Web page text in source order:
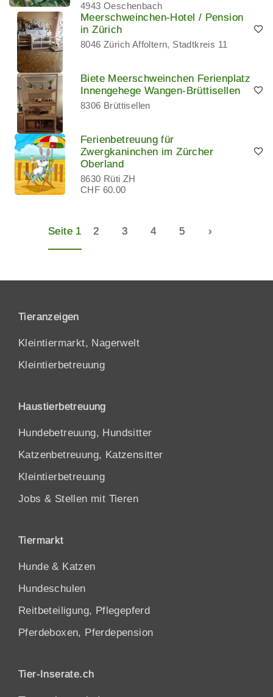
4943 Oeschenbach
Meerschweinchen-Hotel / Pension
in Zürich
8046 Zürich Affoltern, Stadtkreis 11
Biete Meerschweinchen Ferienplatz
Innengehege Wangen-Brüttisellen
8306 Brüttisellen
Ferienbetreuung für
Zwergkaninchen im Zürcher
Oberland
8630 Rüti ZH
CHF 60.00
Seite 1 2 3 4 5 ›
Tieranzeigen
Kleintiermarkt, Nagerwelt
Kleintierbetreuung
Haustierbetreuung
Hundebetreuung, Hundsitter
Katzenbetreuung, Katzensitter
Kleintierbetreuung
Jobs & Stellen mit Tieren
Tiermarkt
Hunde & Katzen
Hundeschulen
Reitbeteiligung, Pflegepferd
Pferdeboxen, Pferdepension
Tier-Inserate.ch